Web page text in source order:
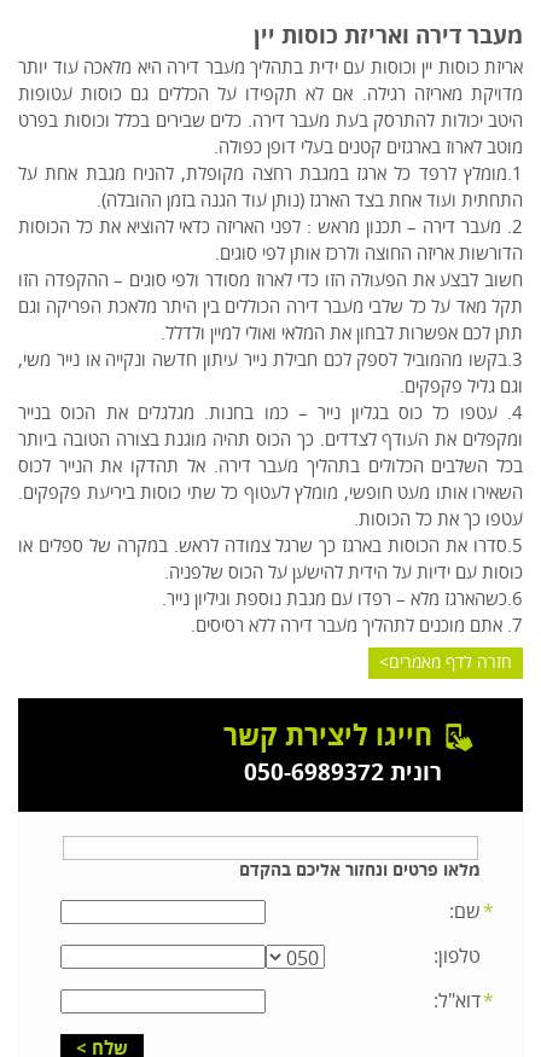
מעבר דירה ואריזת כוסות יין
אריזת כוסות יין וכוסות עם ידית בתהליך מעבר דירה היא מלאכה עוד יותר
מדויקת מאריזה רגילה. אם לא תקפידו על הכללים גם כוסות עטופות
היטב יכולות להתרסק בעת מעבר דירה. כלים שבירים בכלל וכוסות בפרט
מוטב לארוז בארגזים קטנים בעלי דופן כפולה.
1.מומלץ לרפד כל ארגז במגבת רחצה מקופלת, להניח מגבת אחת על
התחתית ועוד אחת בצד הארגז (נותן עוד הגנה בזמן ההובלה).
2. מעבר דירה – תכנון מראש : לפני האריזה כדאי להוציא את כל הכוסות
הדורשות אריזה החוצה ולרכז אותן לפי סוגים.
חשוב לבצע את הפעולה הזו כדי לארוז מסודר ולפי סוגים – ההקפדה הזו
תקל מאד על כל שלבי מעבר דירה הכוללים בין היתר מלאכת הפריקה וגם
תתן לכם אפשרות לבחון את המלאי ואולי למיין ולדלל.
3.בקשו מהמוביל לספק לכם חבילת נייר עיתון חדשה ונקייה או נייר משי,
וגם גליל פקפקים.
4. עטפו כל כוס בגליון נייר – כמו בחנות. מגלגלים את הכוס בנייר
ומקפלים את העודף לצדדים. כך הכוס תהיה מוגנת בצורה הטובה ביותר
בכל השלבים הכלולים בתהליך מעבר דירה. אל תהדקו את הנייר לכוס
השאירו אותו מעט חופשי, מומלץ לעטוף כל שתי כוסות ביריעת פקפקים.
עטפו כך את כל הכוסות.
5.סדרו את הכוסות בארגז כך שרגל צמודה לראש. במקרה של ספלים או
כוסות עם ידיות על הידית להישען על הכוס שלפניה.
6.כשהארגז מלא – רפדו עם מגבת נוספת וגיליון נייר.
7. אתם מוכנים לתהליך מעבר דירה ללא רסיסים.
חזרה לדף מאמרים
חייגו ליצירת קשר
רונית 050-6989372
מלאו פרטים ונחזור אליכם בהקדם
שם:
טלפון:
דוא"ל: